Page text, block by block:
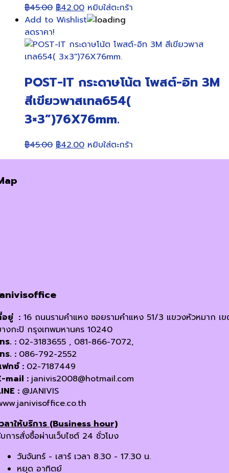
฿45.00 Original
price
฿45.00.
฿42.00Current
price
฿42.00.
หยิบใส่ตะกร้า
Add to Wishlist
ลดราคา!
POST-IT กระดาษโน้ต โพสต์-อิท 3M
สีเขียวพาสเทล654(
3×3”)76X76mm.
฿45.00 Original
price
฿42.00Current
price
หยิบใส่ตะกร้า
อยู่ : 16 ถนนรามคำแหง ซอยรามคำแหง 51/3 แขวงหัวหมาก เ
งกะปิ กรุงเทพมหานคร 10240
ร. : 02-3183655 , 081-866-7072,
ร. : 086-792-2552
กซ์ : 02-7187449
mail : janivis2008@hotmail.com
: @JANIVIS
ลาให้บริการ (Business hour)
การสั่งซื้อผ่านเว็บไซต์ 24 ชั่วโมง
วันจันทร์ - เสาร์ เวลา 8.30 - 17.30 น.
หยุด อาทิตย์